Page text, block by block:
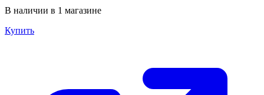
В наличии в 1 магазине
Купить